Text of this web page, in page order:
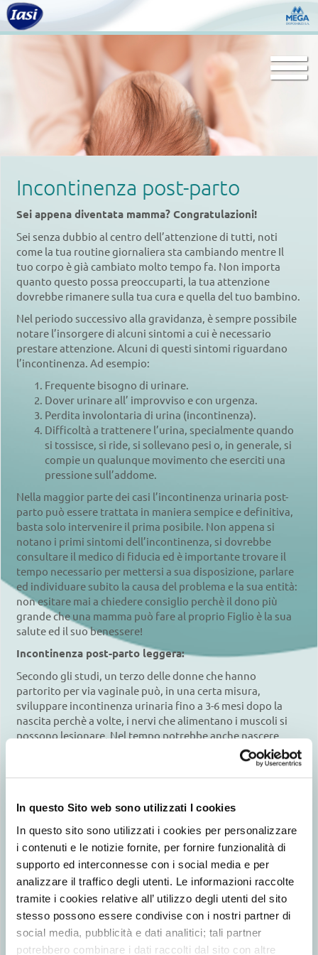
In questo Sito web sono utilizzati I cookies
In questo sito sono utilizzati i cookies per personalizzare
i contenuti e le notizie fornite, per fornire funzionalità di
supporto ed interconnesse con i social media e per
analizzare il traffico degli utenti. Le informazioni raccolte
tramite i cookies relative all’ utilizzo degli utenti del sito
stesso possono essere condivise con i nostri partner di
social media, pubblicità e dati analitici; tali partner
potrebbero combinare i dati raccolti dal sito con altre
Incontinenza post-parto
Sei appena diventata mamma? Congratulazioni!
Sei senza dubbio al centro dell’attenzione di tutti, noti
come la tua routine giornaliera sta cambiando mentre Il
tuo corpo è già cambiato molto tempo fa. Non importa
quanto questo possa preoccuparti, la tua attenzione
dovrebbe rimanere sulla tua cura e quella del tuo bambino.
Nel periodo successivo alla gravidanza, è sempre possibile
notare l’insorgere di alcuni sintomi a cui è necessario
prestare attenzione. Alcuni di questi sintomi riguardano
l’incontinenza. Ad esempio:
Frequente bisogno di urinare.
Dover urinare all’ improvviso e con urgenza.
Perdita involontaria di urina (incontinenza).
Difficoltà a trattenere l’urina, specialmente quando
si tossisce, si ride, si sollevano pesi o, in generale, si
compie un qualunque movimento che eserciti una
pressione sull’addome.
Nella maggior parte dei casi l’incontinenza urinaria post-
parto può essere trattata in maniera sempice e definitiva,
basta solo intervenire il prima posibile. Non appena si
notano i primi sintomi dell’incontinenza, si dovrebbe
consultare il medico di fiducia ed è importante trovare il
tempo necessario per mettersi a sua disposizione, parlare
ed individuare subito la causa del problema e la sua entità:
non esitare mai a chiedere consiglio perchè il dono più
grande che una mamma può fare al proprio Figlio è la sua
salute ed il suo benessere!
Incontinenza post-parto leggera:
Secondo gli studi, un terzo delle donne che hanno
partorito per via vaginale può, in una certa misura,
sviluppare incontinenza urinaria fino a 3-6 mesi dopo la
nascita perchè a volte, i nervi che alimentano i muscoli si
possono lesionare. Nel tempo potrebbe anche nascere
lentamente l’atrofia dei muscoli interessati; è per questo
che, a volte, l’incontinenza urinaria post-parto non si
manifesta subito dopo la nascita.
In ogni caso, che insorgano o meno i sintomi di
incontinenza urinaria, si consiglia di consultare il proprio
medico e di farsi consigliare dei prodotti speciali da usare
durante il periodo successivo alla nascita. Si tratta di
assorbenti post-parto appositamente progettati per
garantire una maggiore assorbenza dei liquidi (urina,
sangue dovuto alle condizioni post-parto, ecc.) e
controllare gli odori . Usare assprbenti post parto IASI ti
darà tutta la protezione igienica di cui hai bisogno in un
momento delicato come questo!